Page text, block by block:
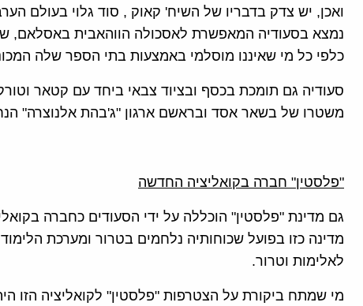
ואכן, יש צדק בדבריו של השיח' קאוק , סוד גלוי בעולם
נמצא בסעודיה המאפשרת לאסכולה הווהאבית באסלאם,
כלפי כל מי שאיננו מוסלמי באמצעות בתי הספר שלה
סעודיה גם תומכת בכסף ובציוד צבאי ביחד עם קטאר
משטרו של בשאר אסד ובראשם ארגון "ג'בהת אלנוצרה"
"פלסטין" חברה בקואליציה החדשה
גם מדינת "פלסטין" הוכללה על ידי הסעודים כחברה
מדינה כזו בפועל שכוחותיה נלחמים בטרור ומערכת
לאלימות וטרור.
מי שמתח ביקורת על הצטרפות "פלסטין" לקואליציה הזו